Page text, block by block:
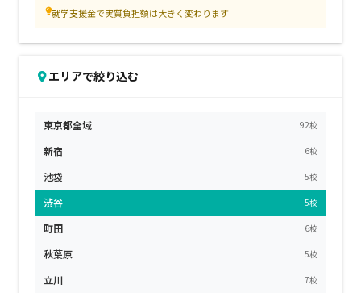
就学支援金で実質負担額は大きく変わります
エリアで絞り込む
東京都全域 92校
新宿 6校
池袋 5校
渋谷 5校
町田 6校
秋葉原 5校
立川 7校